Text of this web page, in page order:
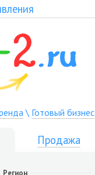
\ Готовый бизнес
Продажа
Регион